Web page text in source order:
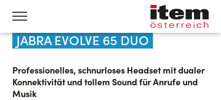
JABRA EVOLVE 65 DUO
Professionelles, schnurloses Headset mit dualer
Konnektivität und tollem Sound für Anrufe und
Musik